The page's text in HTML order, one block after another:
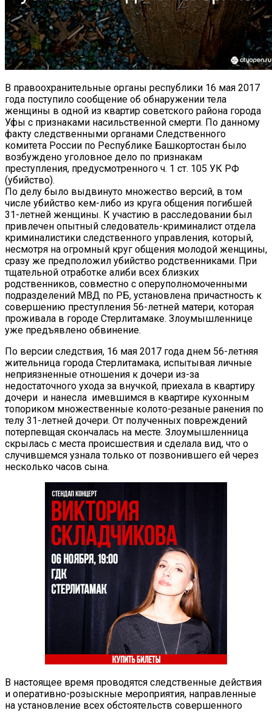
В правоохранительные органы республики 16 мая 2017
года поступило сообщение об обнаружении тела
женщины в одной из квартир советского района города
Уфы с признаками насильственной смерти. По данному
факту следственными органами Следственного
комитета России по Республике Башкортостан было
возбуждено уголовное дело по признакам
преступления, предусмотренного ч. 1 ст. 105 УК РФ
(убийство).
По делу было выдвинуто множество версий, в том
числе убийство кем-либо из круга общения погибшей
31-летней женщины. К участию в расследовании был
привлечен опытный следователь-криминалист отдела
криминалистики следственного управления, который,
несмотря на огромный круг общения молодой женщины,
сразу же предположил убийство родственниками. При
тщательной отработке алиби всех близких
родственников, совместно с оперуполномоченными
подразделений МВД по РБ, установлена причастность к
совершению преступления 56-летней матери, которая
проживала в городе Стерлитамаке. Злоумышленнице
уже предъявлено обвинение.
По версии следствия, 16 мая 2017 года днем 56-летняя
жительница города Стерлитамака, испытывая личные
неприязненные отношения к дочери из-за
недостаточного ухода за внучкой, приехала в квартиру
дочери и нанесла имевшимся в квартире кухонным
топориком множественные колото-резаные ранения по
телу 31-летней дочери. От полученных повреждений
потерпевщая скончалась на месте. Злоумышленница
скрылась с места происшествия и сделала вид, что о
случившемся узнала только от позвонившего ей через
несколько часов сына.
В настоящее время проводятся следственные действия
и оперативно-розыскные мероприятия, направленные
на установление всех обстоятельств совершенного